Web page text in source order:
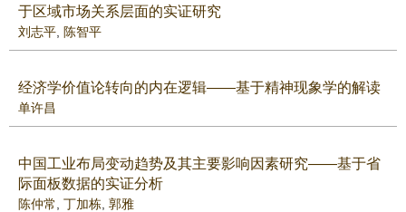
于区域市场关系层面的实证研究
刘志平 陈智平
经济学价值论转向的内在逻辑——基于精神现象学的解读
单许昌
中国工业布局变动趋势及其主要影响因素研究——基于省
际面板数据的实证分析
陈仲常 丁加栋 郭雅